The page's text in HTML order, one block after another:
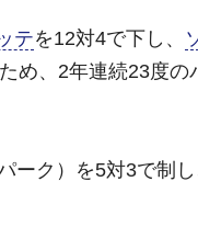
テを12対4で下し、
め、2年連続23度の
ーク）を5対3で制